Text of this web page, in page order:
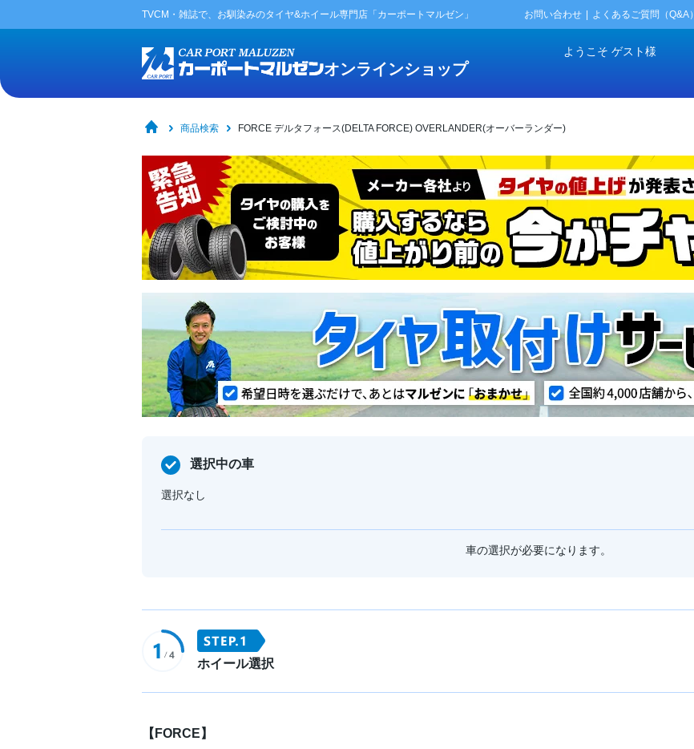
TVCM・雑誌で、お馴染みのタイヤ&ホイール専門店「カーポートマルゼン」 お問い合わせ よくあるご質問（Q&A）
オンラインショップ
ようこそ ゲスト様
商品検索 FORCE デルタフォース(DELTA FORCE) OVERLANDER(オーバーランダー)
選択中の車
選択なし
車の選択が必要になります。
ホイール選択
【FORCE】